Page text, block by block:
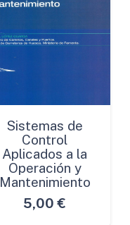
Sistemas de
Control
Aplicados a la
Operación y
Mantenimiento
5,00 €